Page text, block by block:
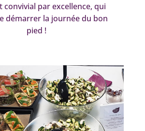
convivial par excellence, qui
démarrer la journée du bon
pied !